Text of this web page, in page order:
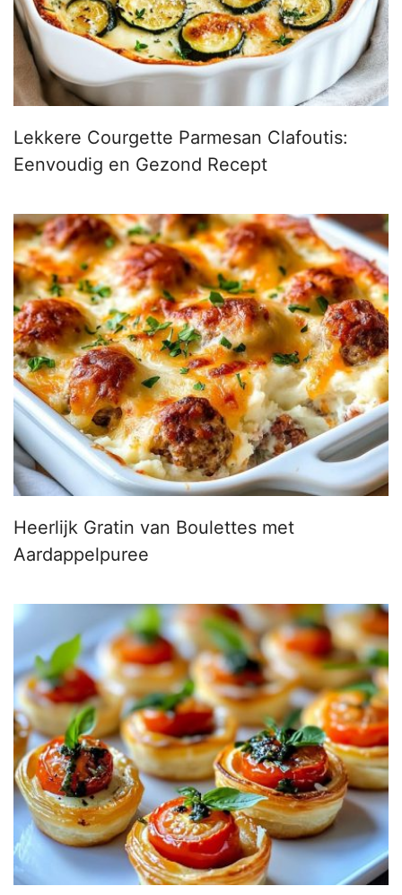
Lekkere Courgette Parmesan Clafoutis:
Eenvoudig en Gezond Recept
Heerlijk Gratin van Boulettes met
Aardappelpuree